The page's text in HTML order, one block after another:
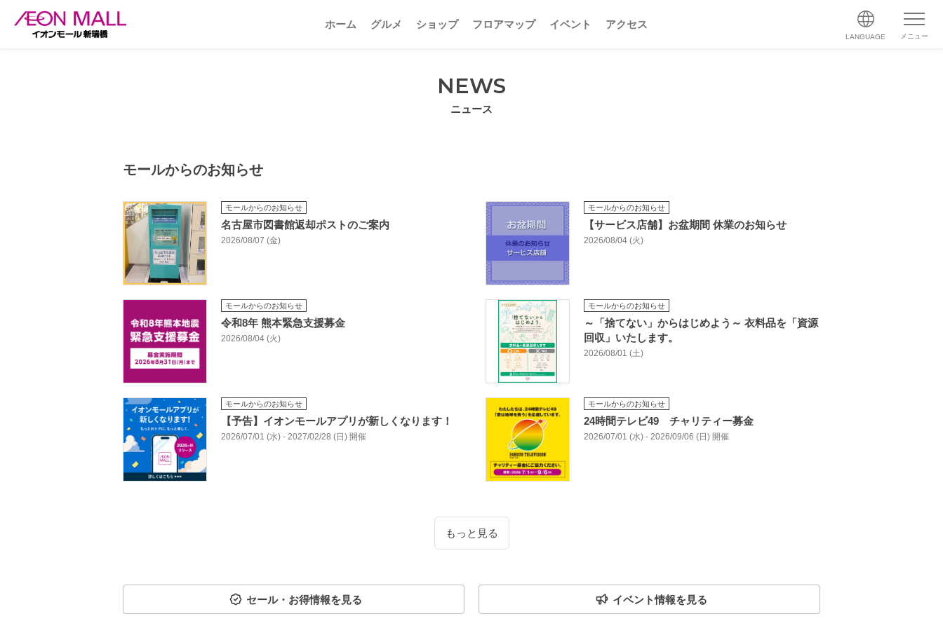
ホーム グルメ ショップ フロアマップ イベント アクセス
LANGUAGE メニュー
NEWS
ニュース
モールからのお知らせ
モールからのお知らせ
名古屋市図書館返却ポストのご案内
2026/08/07 (金)
モールからのお知らせ
【サービス店舗】お盆期間 休業のお知らせ
2026/08/04 (火)
モールからのお知らせ
令和8年 熊本緊急支援募金
2026/08/04 (火)
モールからのお知らせ
～「捨てない」からはじめよう～ 衣料品を「資源
回収」いたします。
2026/08/01 (土)
モールからのお知らせ
【予告】イオンモールアプリが新しくなります！
2026/07/01 (水) - 2027/02/28 (日) 開催
モールからのお知らせ
24時間テレビ49 チャリティー募金
2026/07/01 (水) - 2026/09/06 (日) 開催
もっと見る
セール・お得情報を見る イベント情報を見る